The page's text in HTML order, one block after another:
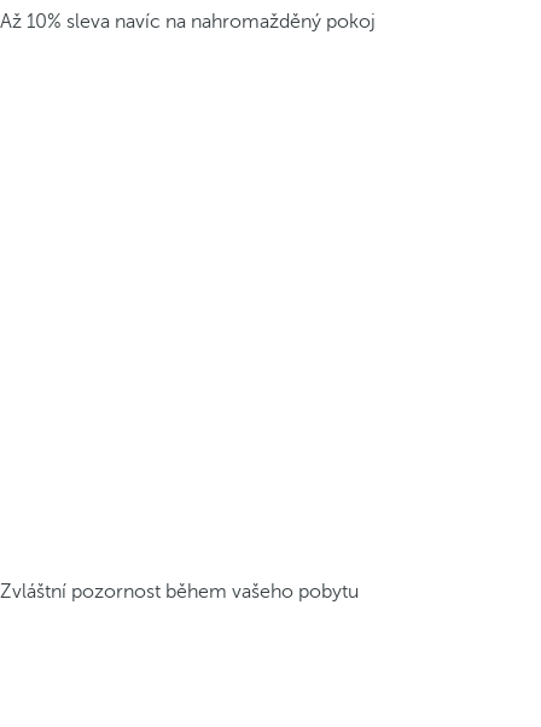
Až 10% sleva navíc na nahromažděný pokoj
Zvláštní pozornost během vašeho pobytu